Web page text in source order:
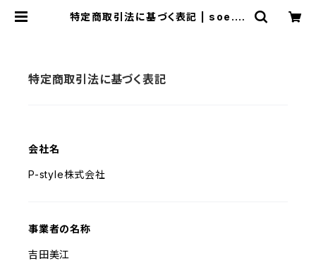
特定商取引法に基づく表記 | soe.hi
特定商取引法に基づく表記
会社名
P-style株式会社
事業者の名称
吉田美江